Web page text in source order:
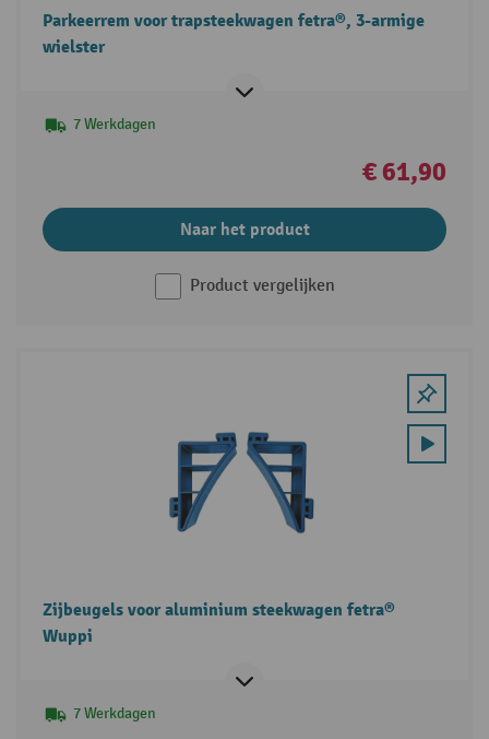
Parkeerrem voor trapsteekwagen fetra®, 3-armige
wielster
7 Werkdagen
€ 61,90
Naar het product
Product vergelijken
Zijbeugels voor aluminium steekwagen fetra®
Wuppi
7 Werkdagen